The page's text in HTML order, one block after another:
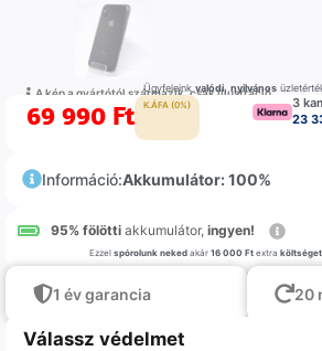
A kép a gyártótól származik, csak illustráció
Ügyfeleinkvalódi,nyilvános
69 990 Ft K.ÁFA (0%)
3
23
Információ:Akkumulátor: 100%
95% fölötti akkumulátor, ingyen!
Ezzel spórolunk nekedakár 16 000 Ftextra
1 év garancia 20
Válassz védelmet